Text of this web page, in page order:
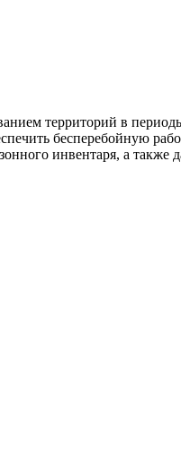
территорий в
бесперебойную
инвентаря, а также